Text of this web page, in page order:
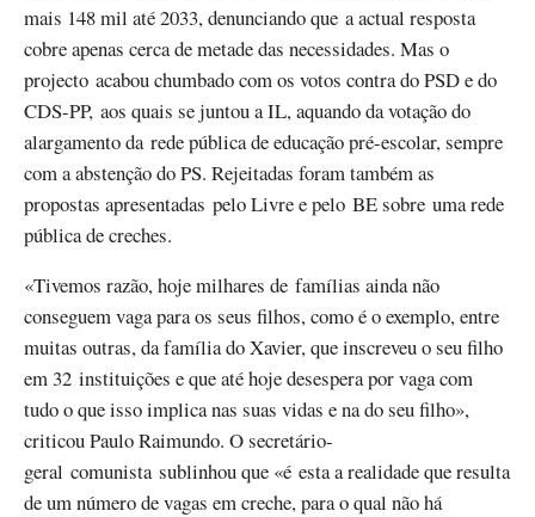
mais 148 mil até 2033, denunciando que a actual resposta
cobre apenas cerca de metade das necessidades. Mas o
projecto acabou chumbado com os votos contra do PSD e do
CDS-PP, aos quais se juntou a IL, aquando da votação do
alargamento da rede pública de educação pré-escolar, sempre
com a abstenção do PS. Rejeitadas foram também as
propostas apresentadas pelo Livre e pelo BE sobre uma rede
pública de creches.
«Tivemos razão, hoje milhares de famílias ainda não
conseguem vaga para os seus filhos, como é o exemplo, entre
muitas outras, da família do Xavier, que inscreveu o seu filho
em 32 instituições e que até hoje desespera por vaga com
tudo o que isso implica nas suas vidas e na do seu filho»,
criticou Paulo Raimundo. O secretário-
geral comunista sublinhou que «é esta a realidade que resulta
de um número de vagas em creche, para o qual não há